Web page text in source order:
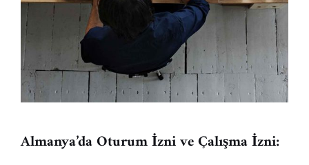
Almanya’da Oturum İzni ve Çalışma İzni: